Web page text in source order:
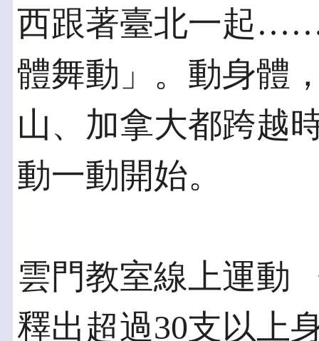
西跟著臺北一起
體舞動」。動身體
山、加拿大都跨越
動一動開始。
雲門教室線上運動
釋出超過30支以上